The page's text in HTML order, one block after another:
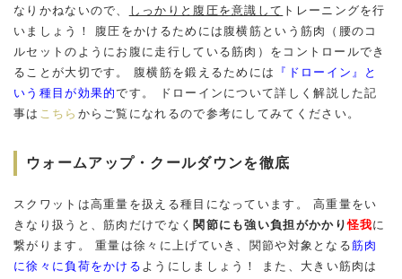
なりかねないので、
しっかりと腹圧を意識して トレーニングを行
いましょう！ 腹圧をかけるためには腹横筋という筋肉（腰のコ
ルセットのようにお腹に走行している筋肉）をコントロールでき
ることが大切です。 腹横筋を鍛えるためには
『ドローイン』と
いう種目が効果的です。 ドローインについて詳しく解説した記
事は こちら からご覧になれるので参考にしてみてください。
ウォームアップ・クールダウンを徹底
スクワットは高重量を扱える種目になっています。 高重量をい
きなり扱うと、筋肉だけでなく 関節にも強い負担がかかり怪我に
繋がります。 重量は徐々に上げていき、関節や対象となる筋肉
に徐々に負荷をかける ようにしましょう！ また、大きい筋肉は